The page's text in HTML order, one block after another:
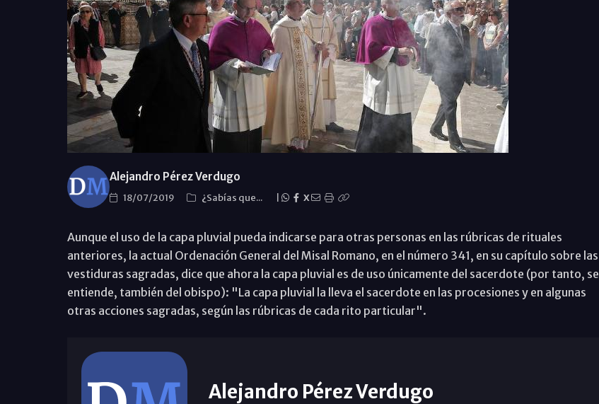
Alejandro Pérez Verdugo
18/07/2019 ¿Sabías que... X
Aunque el uso de la capa pluvial pueda indicarse para otras personas en las rúbricas de rituales
anteriores, la actual Ordenación General del Misal Romano, en el número 341, en su capítulo sobre las
vestiduras sagradas, dice que ahora la capa pluvial es de uso únicamente del sacerdote (por tanto, se
entiende, también del obispo): "La capa pluvial la lleva el sacerdote en las procesiones y en algunas
otras acciones sagradas, según las rúbricas de cada rito particular".
Alejandro Pérez Verdugo